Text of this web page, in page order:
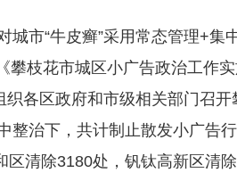
“牛皮癣”采用常态管理+集
攀枝花市城区小广告政治工作
织各区政府和市级相关部门召
整治下，共计制止散发小广告
区清除3180处，钒钛高新区清